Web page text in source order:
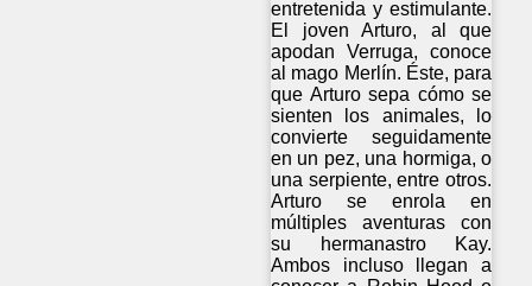
entretenida y estimulante.
El joven Arturo, al que
apodan Verruga, conoce
al mago Merlín. Éste, para
que Arturo sepa cómo se
sienten los animales, lo
convierte seguidamente
en un pez, una hormiga, o
una serpiente, entre otros.
Arturo se enrola en
múltiples aventuras con
su hermanastro Kay.
Ambos incluso llegan a